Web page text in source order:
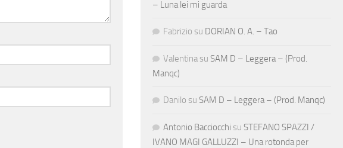
– Luna lei mi guarda
Fabrizio su DORIAN O. A. – Tao
Valentina su SAM D – Leggera – (Prod.
Manqc)
Danilo su SAM D – Leggera – (Prod. Manqc)
Antonio Bacciocchi su STEFANO SPAZZI /
IVANO MAGI GALLUZZI – Una rotonda per